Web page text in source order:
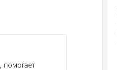
помогает